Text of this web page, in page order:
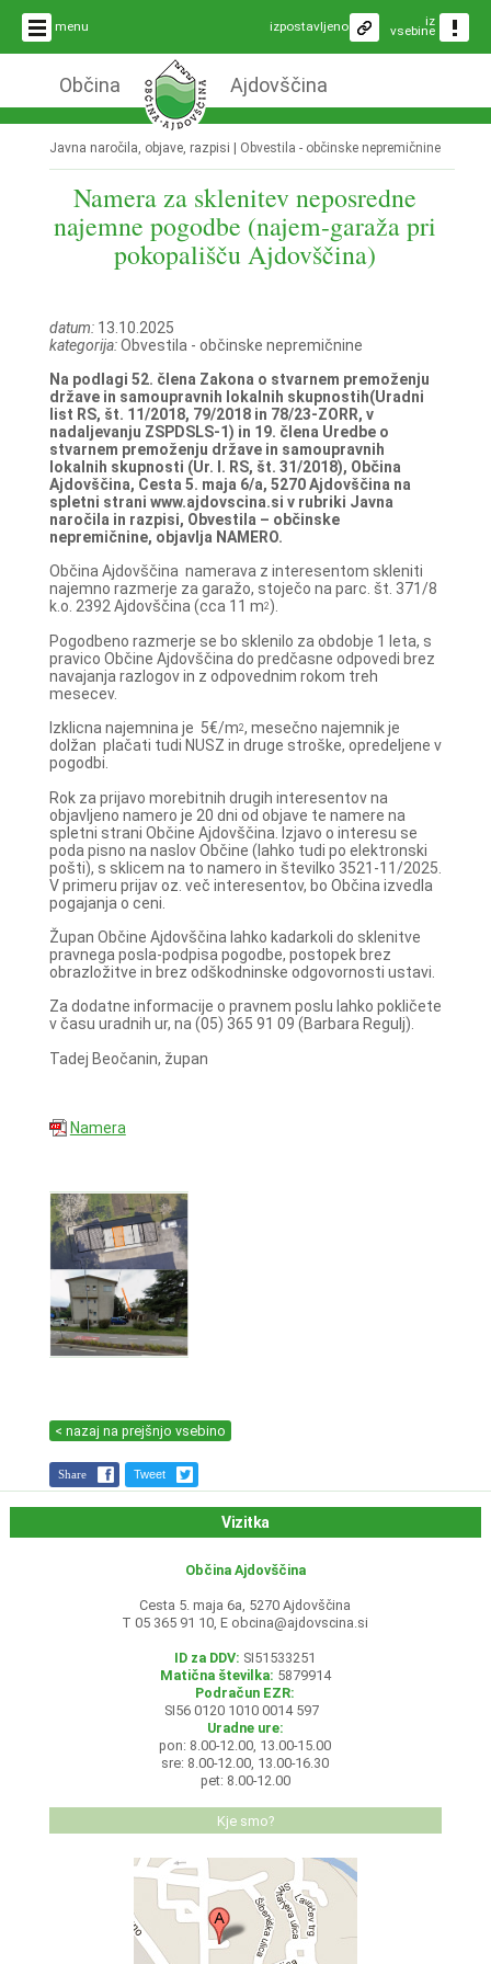
menu iz
vsebine
izpostavljeno
Občina Ajdovščina
Javna naročila, objave, razpisi | Obvestila - občinske nepremičnine
Namera za sklenitev neposredne
najemne pogodbe (najem-garaža pri
pokopališču Ajdovščina)
datum:13.10.2025
kategorija:Obvestila - občinske nepremičnine
Na podlagi 52. člena Zakona o stvarnem premoženju
države in samoupravnih lokalnih skupnostih(Uradni
list RS, št. 11/2018, 79/2018 in 78/23-ZORR, v
nadaljevanju ZSPDSLS-1) in 19. člena Uredbe o
stvarnem premoženju države in samoupravnih
lokalnih skupnosti (Ur. l. RS, št. 31/2018), Občina
Ajdovščina, Cesta 5. maja 6/a, 5270 Ajdovščina na
spletni strani www.ajdovscina.si v rubriki Javna
naročila in razpisi, Obvestila – občinske
nepremičnine, objavlja NAMERO.
Občina Ajdovščina namerava z interesentom skleniti
najemno razmerje za garažo, stoječo na parc. št. 371/8
k.o. 2392 Ajdovščina (cca 11 m2 ).
Pogodbeno razmerje se bo sklenilo za obdobje 1 leta, s
pravico Občine Ajdovščina do predčasne odpovedi brez
navajanja razlogov in z odpovednim rokom treh
mesecev.
Izklicna najemnina je 5€/m2, mesečno najemnik je
dolžan plačati tudi NUSZ in druge stroške, opredeljene v
pogodbi.
Rok za prijavo morebitnih drugih interesentov na
objavljeno namero je 20 dni od objave te namere na
spletni strani Občine Ajdovščina. Izjavo o interesu se
poda pisno na naslov Občine (lahko tudi po elektronski
pošti), s sklicem na to namero in številko 3521-11/2025.
V primeru prijav oz. več interesentov, bo Občina izvedla
pogajanja o ceni.
Župan Občine Ajdovščina lahko kadarkoli do sklenitve
pravnega posla-podpisa pogodbe, postopek brez
obrazložitve in brez odškodninske odgovornosti ustavi.
Za dodatne informacije o pravnem poslu lahko pokličete
v času uradnih ur, na (05) 365 91 09 (Barbara Regulj).
Tadej Beočanin, župan
Namera
< nazaj na prejšnjo vsebino
Share Tweet
Vizitka
Občina Ajdovščina
Cesta 5. maja 6a, 5270 Ajdovščina
T 05 365 91 10, E obcina@ajdovscina.si
ID za DDV: SI51533251
Matična številka: 5879914
Podračun EZR:
SI56 0120 1010 0014 597
Uradne ure:
pon: 8.00-12.00, 13.00-15.00
sre: 8.00-12.00, 13.00-16.30
pet: 8.00-12.00
Kje smo?